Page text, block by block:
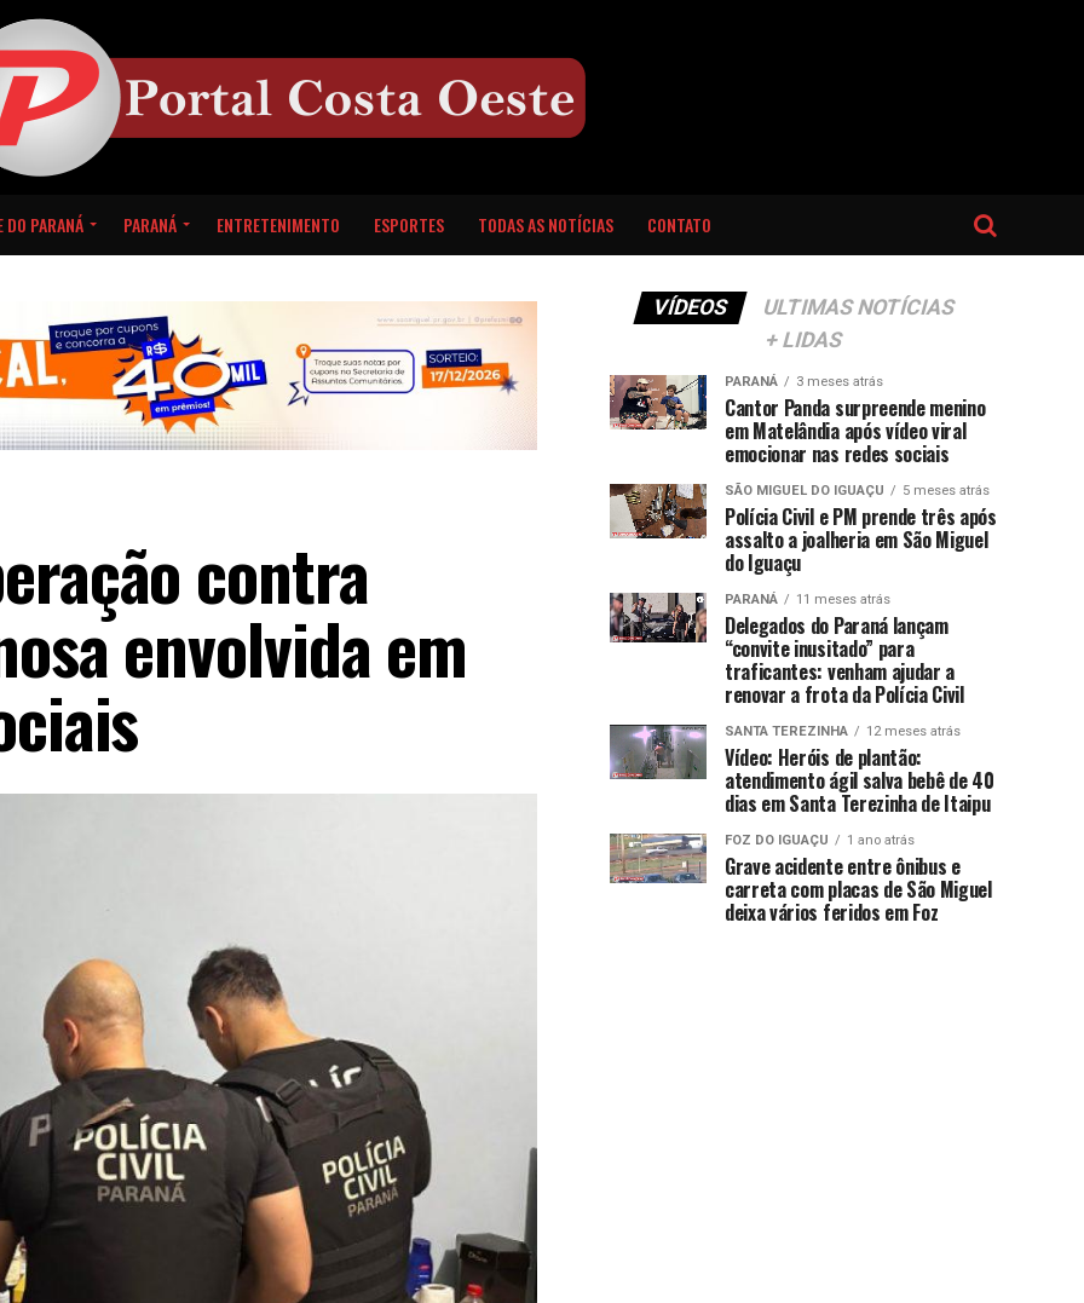
DO PARANÁ PARANÁ ENTRETENIMENTO ESPORTES TODAS AS NOTÍCIAS CONTATO
contra
envolvida em
VÍDEOS
ULTIMAS NOTÍCIAS
+ LIDAS
PARANÁ 3 meses atrás
Cantor Panda surpreende menino
em Matelândia após vídeo viral
emocionar nas redes sociais
SÃO MIGUEL DO IGUAÇU 5 meses atrás
Polícia Civil e PM prende três após
assalto a joalheria em São Miguel
do Iguaçu
PARANÁ 11 meses atrás
Delegados do Paraná lançam
“convite inusitado” para
traficantes: venham ajudar a
renovar a frota da Polícia Civil
SANTA TEREZINHA 12 meses atrás
Vídeo: Heróis de plantão:
atendimento ágil salva bebê de 40
dias em Santa Terezinha de Itaipu
FOZ DO IGUAÇU 1 ano atrás
Grave acidente entre ônibus e
carreta com placas de São Miguel
deixa vários feridos em Foz